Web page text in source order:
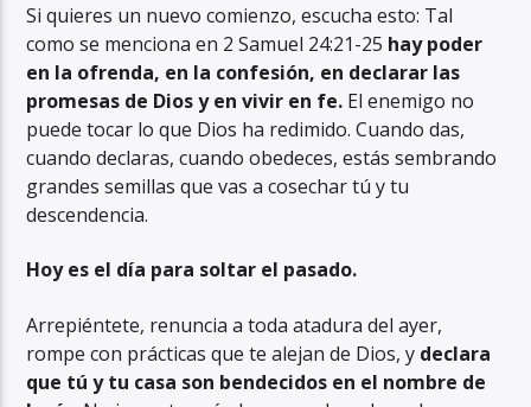
Si quieres un nuevo comienzo, escucha esto: Tal
como se menciona en 2 Samuel 24:21-25 hay poder
en la ofrenda, en la confesión, en declarar las
promesas de Dios y en vivir en fe. El enemigo no
puede tocar lo que Dios ha redimido. Cuando das,
cuando declaras, cuando obedeces, estás sembrando
grandes semillas que vas a cosechar tú y tu
descendencia.
Hoy es el día para soltar el pasado.
Arrepiéntete, renuncia a toda atadura del ayer,
rompe con prácticas que te alejan de Dios, y declara
que tú y tu casa son bendecidos en el nombre de